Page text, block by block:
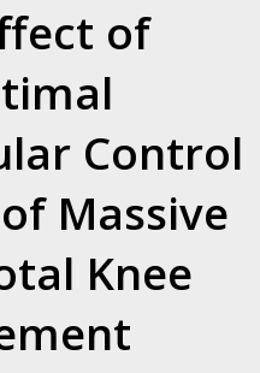
of
Control
Massive
Knee